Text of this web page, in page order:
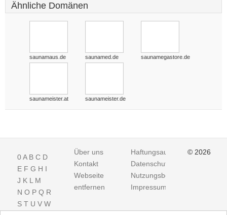
Ähnliche Domänen
saunamaus.de saunamed.de saunamegastore.de
saunameister.at saunameister.de
0A B C D
E F G H I
J K L M
N O P Q R
S T U V W
Über uns
Kontakt
Webseite
entfernen
Haftungsausschluss
Datenschutz
Nutzungsbedingungen
Impressum
© 2026